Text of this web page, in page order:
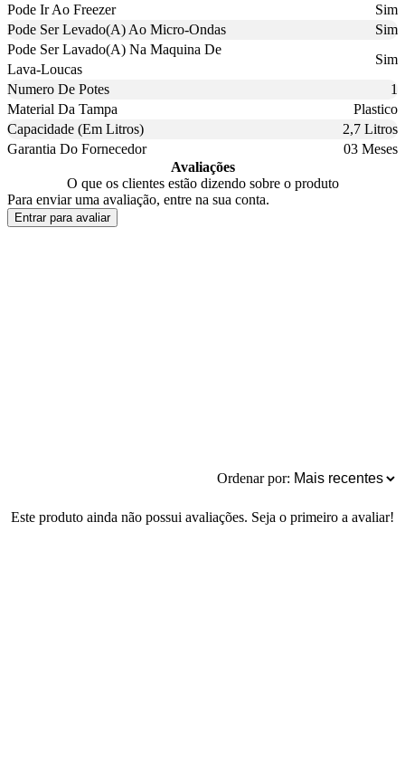
Pode Ir Ao Freezer
Sim
Pode Ser Levado(A) Ao Micro-Ondas
Sim
Pode Ser Lavado(A) Na Maquina De
Lava-Loucas
Sim
Numero De Potes
1
Material Da Tampa
Plastico
Capacidade (Em Litros)
2,7 Litros
Garantia Do Fornecedor
03 Meses
Avaliações
O que os clientes estão dizendo sobre o produto
Para enviar uma avaliação, entre na sua conta.
Entrar para avaliar
Ordenar por:
Este produto ainda não possui avaliações. Seja o primeiro a avaliar!